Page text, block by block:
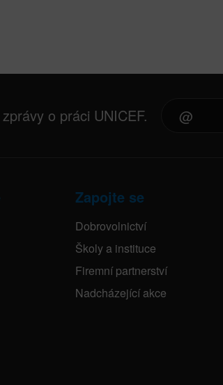
o práci UNICEF.
Zapojte se
Dobrovolnictví
Školy a instituce
Firemní partnerství
Nadcházející akce